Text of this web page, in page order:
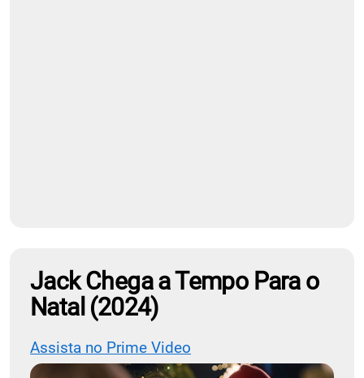
Jack Chega a Tempo Para o
Natal (2024)
Assista no Prime Video